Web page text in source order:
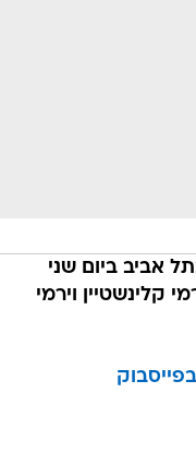
אביב ביום שני
קלינשטיין וירמי